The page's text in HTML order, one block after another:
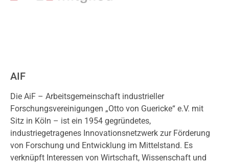
AIF
Die AiF – Arbeitsgemeinschaft industrieller
Forschungsvereinigungen „Otto von Guericke“ e.V. mit
Sitz in Köln – ist ein 1954 gegründetes,
industriegetragenes Innovationsnetzwerk zur Förderung
von Forschung und Entwicklung im Mittelstand. Es
verknüpft Interessen von Wirtschaft, Wissenschaft und